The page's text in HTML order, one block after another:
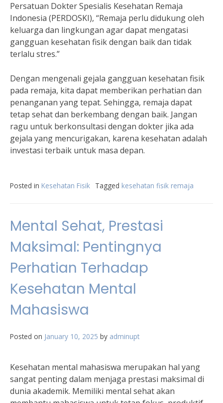
Persatuan Dokter Spesialis Kesehatan Remaja
Indonesia (PERDOSKI), “Remaja perlu didukung oleh
keluarga dan lingkungan agar dapat mengatasi
gangguan kesehatan fisik dengan baik dan tidak
terlalu stres.”
Dengan mengenali gejala gangguan kesehatan fisik
pada remaja, kita dapat memberikan perhatian dan
penanganan yang tepat. Sehingga, remaja dapat
tetap sehat dan berkembang dengan baik. Jangan
ragu untuk berkonsultasi dengan dokter jika ada
gejala yang mencurigakan, karena kesehatan adalah
investasi terbaik untuk masa depan.
Posted in Kesehatan Fisik Tagged kesehatan fisik remaja
Mental Sehat, Prestasi
Maksimal: Pentingnya
Perhatian Terhadap
Kesehatan Mental
Mahasiswa
Posted on January 10, 2025 by adminupt
Kesehatan mental mahasiswa merupakan hal yang
sangat penting dalam menjaga prestasi maksimal di
dunia akademik. Memiliki mental sehat akan